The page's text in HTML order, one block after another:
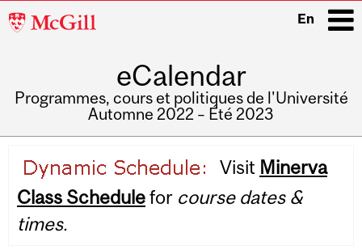
McGill
En
eCalendar
Programmes, cours et politiques de l'Université
Automne 2022 – Été 2023
navigation
Visit Minerva
Class Schedulefor course dates &
times.